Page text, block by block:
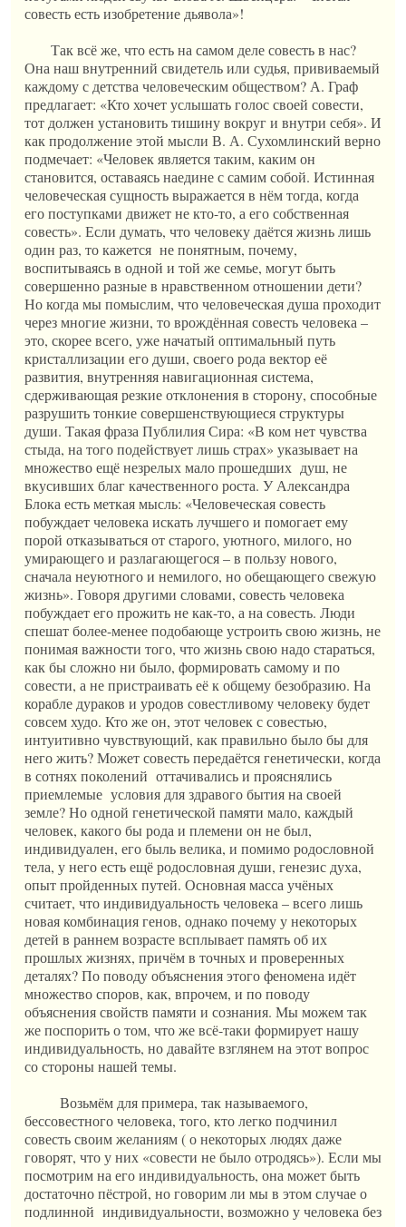
совесть есть изобретение дьявола»!
Так всё же, что есть на самом деле совесть в нас?
Она наш внутренний свидетель или судья, прививаемый
каждому с детства человеческим обществом? А. Граф
предлагает: «Кто хочет услышать голос своей совести,
тот должен установить тишину вокруг и внутри себя». И
как продолжение этой мысли В. А. Сухомлинский верно
подмечает: «Человек является таким, каким он
становится, оставаясь наедине с самим собой. Истинная
человеческая сущность выражается в нём тогда, когда
его поступками движет не кто-то, а его собственная
совесть». Если думать, что человеку даётся жизнь лишь
один раз, то кажется не понятным, почему,
воспитываясь в одной и той же семье, могут быть
совершенно разные в нравственном отношении дети?
Но когда мы помыслим, что человеческая душа проходит
через многие жизни, то врождённая совесть человека –
это, скорее всего, уже начатый оптимальный путь
кристаллизации его души, своего рода вектор её
развития, внутренняя навигационная система,
сдерживающая резкие отклонения в сторону, способные
разрушить тонкие совершенствующиеся структуры
души. Такая фраза Публилия Сира: «В ком нет чувства
стыда, на того подействует лишь страх» указывает на
множество ещё незрелых мало прошедших душ, не
вкусивших благ качественного роста. У Александра
Блока есть меткая мысль: «Человеческая совесть
побуждает человека искать лучшего и помогает ему
порой отказываться от старого, уютного, милого, но
умирающего и разлагающегося – в пользу нового,
сначала неуютного и немилого, но обещающего свежую
жизнь». Говоря другими словами, совесть человека
побуждает его прожить не как-то, а на совесть. Люди
спешат более-менее подобающе устроить свою жизнь, не
понимая важности того, что жизнь свою надо стараться,
как бы сложно ни было, формировать самому и по
совести, а не пристраивать её к общему безобразию. На
корабле дураков и уродов совестливому человеку будет
совсем худо. Кто же он, этот человек с совестью,
интуитивно чувствующий, как правильно было бы для
него жить? Может совесть передаётся генетически, когда
в сотнях поколений оттачивались и прояснялись
приемлемые условия для здравого бытия на своей
земле? Но одной генетической памяти мало, каждый
человек, какого бы рода и племени он не был,
индивидуален, его быль велика, и помимо родословной
тела, у него есть ещё родословная души, генезис духа,
опыт пройденных путей. Основная масса учёных
считает, что индивидуальность человека – всего лишь
новая комбинация генов, однако почему у некоторых
детей в раннем возрасте всплывает память об их
прошлых жизнях, причём в точных и проверенных
деталях? По поводу объяснения этого феномена идёт
множество споров, как, впрочем, и по поводу
объяснения свойств памяти и сознания. Мы можем так
же поспорить о том, что же всё-таки формирует нашу
индивидуальность, но давайте взглянем на этот вопрос
со стороны нашей темы.
Возьмём для примера, так называемого,
бессовестного человека, того, кто легко подчинил
совесть своим желаниям ( о некоторых людях даже
говорят, что у них «совести не было отродясь»). Если мы
посмотрим на его индивидуальность, она может быть
достаточно пёстрой, но говорим ли мы в этом случае о
подлинной индивидуальности, возможно у человека без